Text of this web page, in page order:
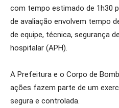
com tempo estimado de 1h30
de avaliação envolvem tempo
de equipe, técnica, segurança
hospitalar (APH).
A Prefeitura e o Corpo de
ações fazem parte de um
segura e controlada.